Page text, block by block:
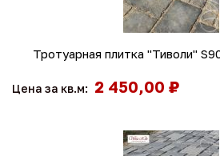
Тротуарная плитка "Тиволи"
Цена за кв.м: 2 450,00 ₽